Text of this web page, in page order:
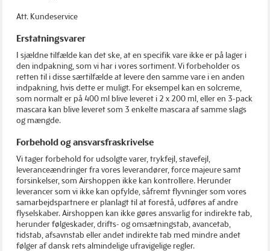
Att. Kundeservice
Erstatningsvarer
I sjældne tilfælde kan det ske, at en specifik vare ikke er på lager i
den indpakning, som vi har i vores sortiment. Vi forbeholder os
retten til i disse særtilfælde at levere den samme vare i en anden
indpakning, hvis dette er muligt. For eksempel kan en solcreme,
som normalt er på 400 ml blive leveret i 2 x 200 ml, eller en 3-pack
mascara kan blive leveret som 3 enkelte mascara af samme slags
og mængde.
Forbehold og ansvarsfraskrivelse
Vi tager forbehold for udsolgte varer, trykfejl, stavefejl,
leveranceændringer fra vores leverandører, force majeure samt
forsinkelser, som Airshoppen ikke kan kontrollere. Herunder
leverancer som vi ikke kan opfylde, såfremt flyvninger som vores
samarbejdspartnere er planlagt til at forestå, udføres af andre
flyselskaber. Airshoppen kan ikke gøres ansvarlig for indirekte tab,
herunder følgeskader, drifts- og omsætningstab, avancetab,
tidstab, afsavnstab eller andet indirekte tab med mindre andet
følger af dansk rets almindelige ufravigelige regler.